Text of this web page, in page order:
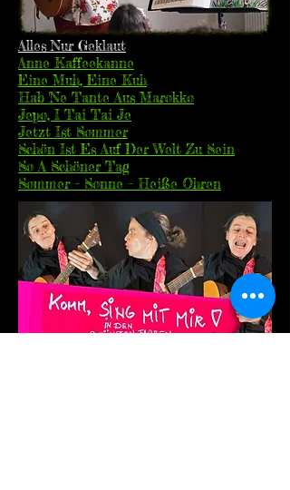
Alles Nur Geklaut
Anne Kaffeekanne
Eine Muh, Eine Kuh
Hab 'Ne Tante Aus Marokko
Jepo, I Tai Tai Je
Jetzt Ist Sommer
Schön Ist Es Auf Der Welt Zu Sein
So A Schöner Tag
Sommer – Sonne – Heiße Ohren